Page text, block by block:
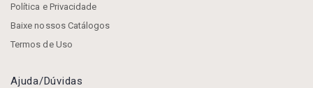
Política e Privacidade
Baixe nossos Catálogos
Termos de Uso
Ajuda/dúvidas